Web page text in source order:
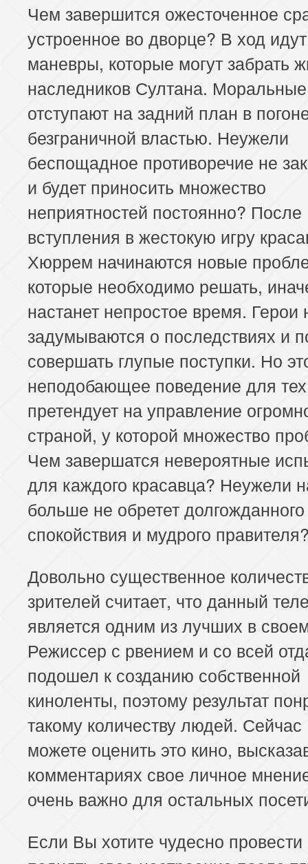
Чем завершится ожесточенное
устроенное во дворце? В ход
маневры, которые могут забрать
наследников Султана. Моральные
отступают на задний план в
безграничной властью. Неужели
беспощадное противоречие не
и будет приносить множество
неприятностей постоянно? После
вступления в жестокую игру
Хюррем начинаются новые
которые необходимо решать,
настанет непростое время. Герои
задумываются о последствиях и
совершать глупые поступки. Но
неподобающее поведение для
претендует на управление
страной, у которой множество
Чем завершатся невероятные
для каждого красавца? Неужели
больше не обретет долгожданного
спокойствия и мудрого
Довольно существенное
зрителей считает, что данный
является одним из лучших в
Режиссер с рвением и со всей
подошел к созданию собственной
киноленты, поэтому результат
такому количеству людей.
можете оценить это кино,
комментариях свое личное
очень важно для остальных
Если Вы хотите чудесно